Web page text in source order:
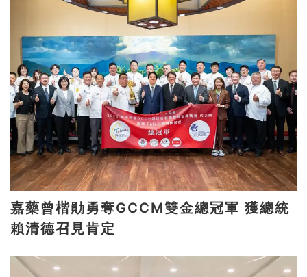
嘉藥曾楷勛勇奪GCCM雙金總冠軍 獲總統
賴清德召見肯定